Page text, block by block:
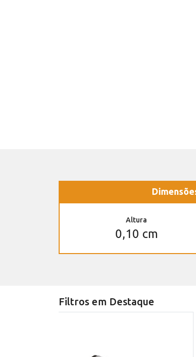
Altura
0,10 cm
Filtros em Destaque